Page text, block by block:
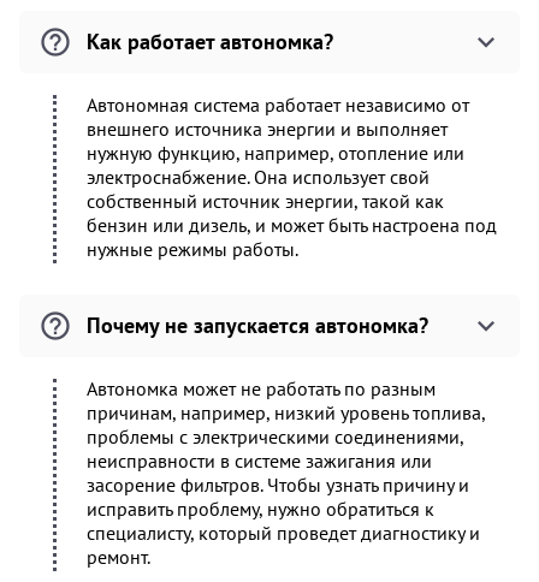
Как работает автономка?
Автономная система работает независимо от
внешнего источника энергии и выполняет
нужную функцию, например, отопление или
электроснабжение. Она использует свой
собственный источник энергии, такой как
бензин или дизель, и может быть настроена под
нужные режимы работы.
Почему не запускается автономка?
Автономка может не работать по разным
причинам, например, низкий уровень топлива,
проблемы с электрическими соединениями,
неисправности в системе зажигания или
засорение фильтров. Чтобы узнать причину и
исправить проблему, нужно обратиться к
специалисту, который проведет диагностику и
ремонт.